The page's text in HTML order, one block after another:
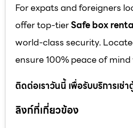
For expats and foreigners
offer top-tierSafe box
world-class security.
ensure 100% peace of
ติดต่อเราวันนี้ เพื่อรับบริการเ
ลิงก์ที่เกี่ยวข้อง